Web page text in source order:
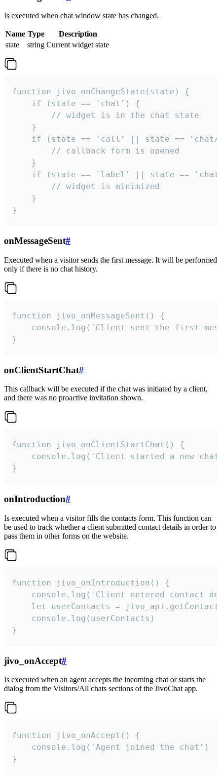
Is executed when chat window state has changed.
Name Type
Description
state
string Current widget state
function jivo_onChangeState(state) {
    if (state == 'chat') {
        // widget is in the chat state
    }
if (state == 'call' || state ==
        // callback form is opened
    }
if (state == 'label' || state ==
        // widget is minimized
    }
}
onMessageSent#
Executed when a visitor sends the first message. It will be performed
only if there is no chat history.
function jivo_onMessageSent() {
console.log('Client sent the first
}
onClientStartChat#
This callback will be executed if the chat was initiated by a client,
and there was no proactive invitation shown.
function jivo_onClientStartChat() {
console.log('Client started a new
}
onIntroduction#
Is executed when a visitor fills the contacts form. This function can
be used to track whether a client submitted contact details in order to
pass them in other forms on the website.
function jivo_onIntroduction() {
console.log('Client entered contact
let userContacts =
    console.log(userContacts)
}
jivo_onAccept#
Is executed when an agent accepts the incoming chat or starts the
dialog from the Visitors/All chats sections of the JivoChat app.
function jivo_onAccept() {
}